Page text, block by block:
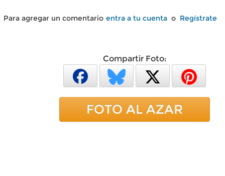
Para agregar un comentario entra a tu cuenta o Regístrate
Compartir Foto:
FOTO AL AZAR